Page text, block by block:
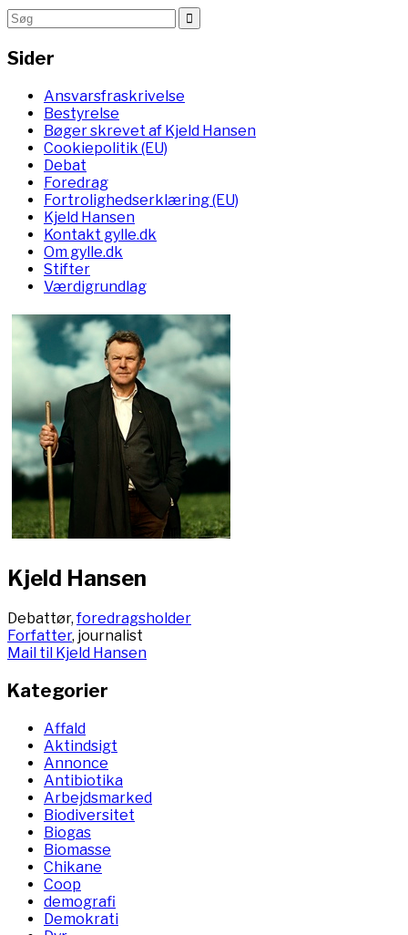
Sider
Ansvarsfraskrivelse
Bestyrelse
Bøger skrevet af Kjeld Hansen
Cookiepolitik (EU)
Debat
Foredrag
Fortrolighedserklæring (EU)
Kjeld Hansen
Kontakt gylle.dk
Om gylle.dk
Stifter
Værdigrundlag
Kjeld Hansen
Debattør,foredragsholder
Forfatter, journalist
Mail til Kjeld Hansen
Kategorier
Affald
Aktindsigt
Annonce
Antibiotika
Arbejdsmarked
Biodiversitet
Biogas
Biomasse
Chikane
Coop
demografi
Demokrati